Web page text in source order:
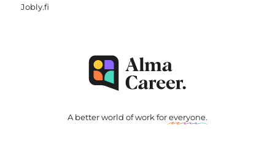
Jobly.fi
A better world of work foreveryone.